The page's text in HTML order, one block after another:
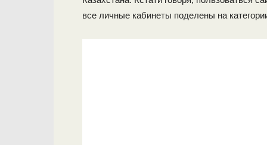
все личные кабинеты поделены на